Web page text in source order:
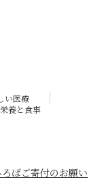
い医療
栄養と食事
ばご寄付のお願い